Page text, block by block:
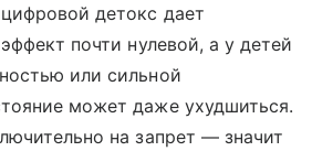
детокс дает
почти нулевой, а у детей
или сильной
может даже ухудшиться.
на запрет — значит